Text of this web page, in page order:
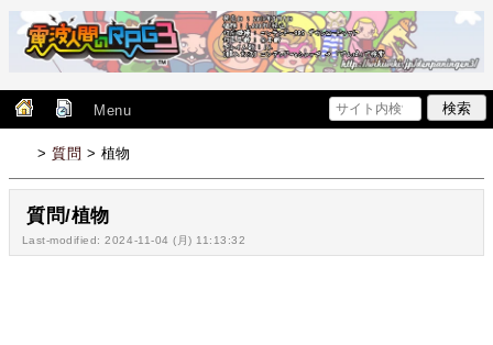
Menu
>質問 > 植物
質問/植物
Last-modified: 2024-11-04 (月) 11:13:32